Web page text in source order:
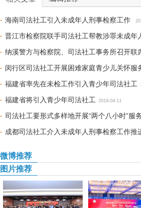
海南司法社工引入未成年人刑事检察工作
晋江市检察院联手司法社工帮教涉罪未成年
纳溪警方与检察院、司法社工事务所召开联
闵行区司法社工开展困难家庭青少儿关怀服
福建省率先在未检工作引入青少年司法社工
福建省将引入青少年司法社工 2016-04-11
司法社工要形式多样地开展“两个八小时”服
成都司法社工介入未成年人刑事检察工作推
微博推荐
图片推荐